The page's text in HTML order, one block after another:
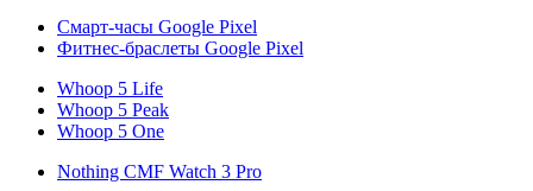
Смарт-часы Google Pixel
Фитнес-браслеты Google Pixel
Whoop 5 Life
Whoop 5 Peak
Whoop 5 One
Nothing CMF Watch 3 Pro